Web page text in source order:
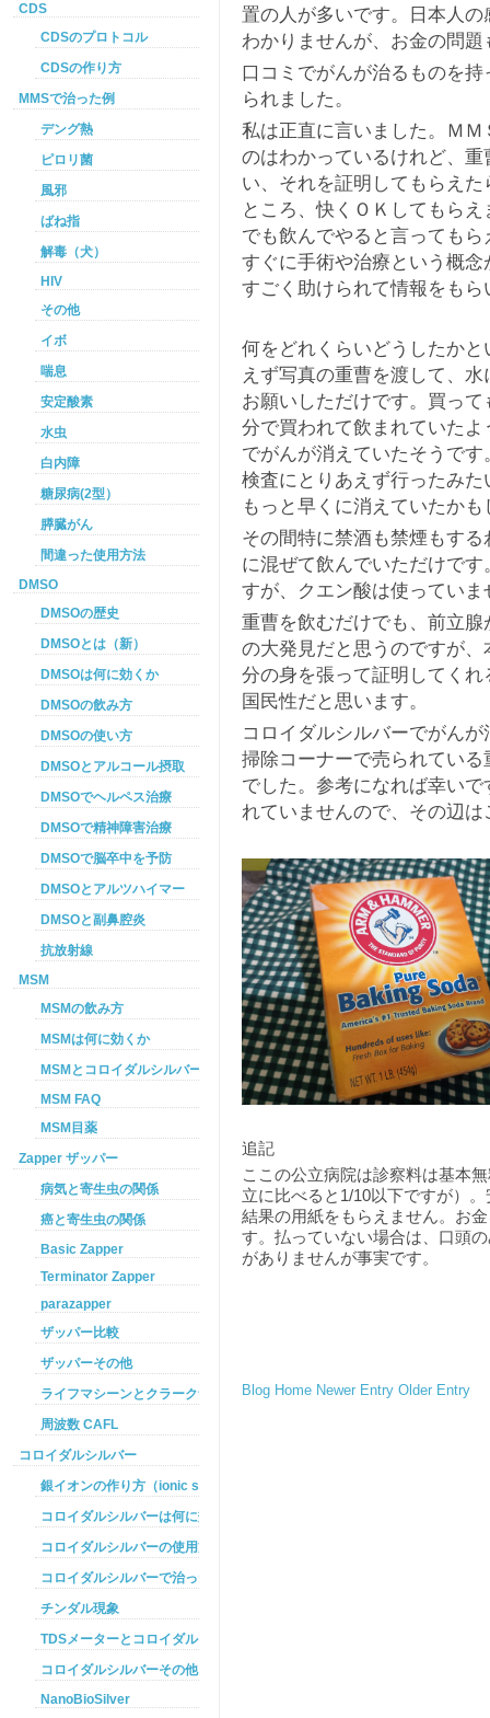
置の人が多いです。日本人
わかりませんが、お金の問
口コミでがんが治るものを
られました。
私は正直に言いました。Ｍ
のはわかっているけれど、
い、それを証明してもらえ
ところ、快くＯＫしてもら
でも飲んでやると言っても
すぐに手術や治療という概
すごく助けられて情報をもら
何をどれくらいどうしたか
えず写真の重曹を渡して、
お願いしただけです。買っ
分で買われて飲まれていた
でがんが消えていたそうで
検査にとりあえず行ったみ
もっと早くに消えていたか
その間特に禁酒も禁煙もす
に混ぜて飲んでいただけで
すが、クエン酸は使ってい
重曹を飲むだけでも、前立
の大発見だと思うのですが
分の身を張って証明してく
国民性だと思います。
コロイダルシルバーでがん
掃除コーナーで売られてい
でした。参考になれば幸い
れていませんので、その辺
追記
ここの公立病院は診察料は基本
立に比べると1/10以下ですが）
結果の用紙をもらえません。お
す。払っていない場合は、口頭
がありませんが事実です。
Blog Home Newer Entry Older Entry
CDS
CDSのプロトコル
CDSの作り方
MMSで治った例
デング熱
ピロリ菌
風邪
ばね指
解毒（犬）
HIV
その他
イボ
喘息
安定酸素
水虫
白内障
糖尿病(2型）
膵臓がん
間違った使用方法
DMSO
DMSOの歴史
DMSOとは（新）
DMSOは何に効くか
DMSOの飲み方
DMSOの使い方
DMSOとアルコール摂取
DMSOでヘルペス治療
DMSOで精神障害治療
DMSOで脳卒中を予防
DMSOとアルツハイマー
DMSOと副鼻腔炎
抗放射線
MSM
MSMの飲み方
MSMは何に効くか
MSMとコロイダルシルバーを使った癌プロトコル
MSM FAQ
MSM目薬
Zapper ザッパー
病気と寄生虫の関係
癌と寄生虫の関係
Basic Zapper
Terminator Zapper
parazapper
ザッパー比較
ザッパーその他
ライフマシーンとクラークザッパーの違い
周波数 CAFL
コロイダルシルバー
銀イオンの作り方（ionic silver ）
コロイダルシルバーは何に効くのか
コロイダルシルバーの使用方法
コロイダルシルバーで治った例
チンダル現象
TDSメーターとコロイダルシルバー
コロイダルシルバーその他
NanoBioSilver